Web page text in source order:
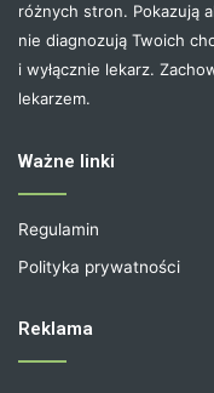
różnych stron. Pokazują
nie diagnozują Twoich
i wyłącznie lekarz.
lekarzem.
Ważne linki
Regulamin
Polityka prywatności
Reklama